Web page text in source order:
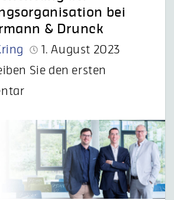
bei
& Drunck
1. August 2023
Sie den ersten